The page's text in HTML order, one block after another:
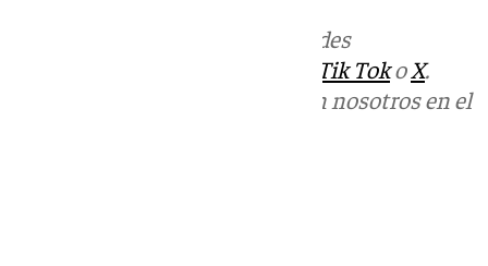
en las redes
Tik TokoX.
Puedes ponerte en contacto con nosotros en el